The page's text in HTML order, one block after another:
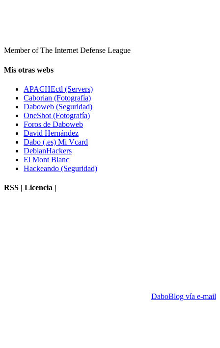
Member of The Internet Defense League
Mis otras webs
APACHEctl (Servers)
Caborian (Fotografía)
Daboweb (Seguridad)
OneShot (Fotografía)
Foros de Daboweb
David Hernández
Dabo (.es) Mi Vcard
DebianHackers
El Mont Blanc
Hackeando (Seguridad)
RSS | Licencia |
DaboBlog vía e-mail